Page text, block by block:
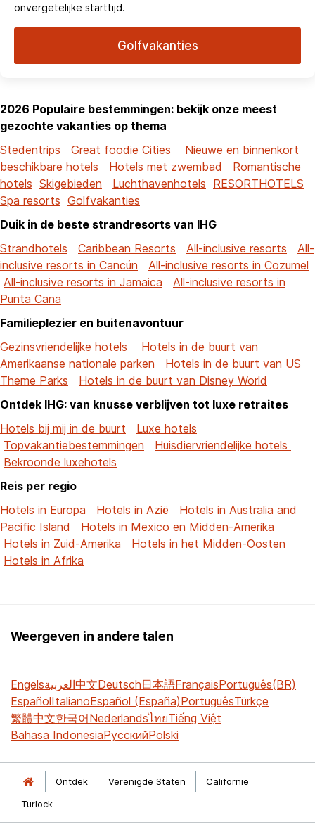
onvergetelijke starttijd.
Golfvakanties
2026 Populaire bestemmingen: bekijk onze meest
gezochte vakanties op thema
Stedentrips
Great foodie Cities
Nieuwe en binnenkort
beschikbare hotels
Hotels met zwembad
Romantische
hotels Skigebieden Luchthavenhotels RESORTHOTELS
Spa resorts Golfvakanties
Duik in de beste strandresorts van IHG
Strandhotels
Caribbean Resorts All-inclusive resorts
All-
inclusive resorts in Cancún
All-inclusive resorts in Cozumel
All-inclusive resorts in Jamaica
All-inclusive resorts in
Punta Cana
Familieplezier en buitenavontuur
Gezinsvriendelijke hotels
Hotels in de buurt van
Amerikaanse nationale parken
Hotels in de buurt van US
Theme Parks
Hotels in de buurt van Disney World
Ontdek IHG: van knusse verblijven tot luxe retraites
Hotels bij mij in de buurt
Luxe hotels
Topvakantiebestemmingen
Huisdiervriendelijke hotels
Bekroonde luxehotels
Reis per regio
Hotels in Europa
Hotels in Azië
Hotels in Australia and
Pacific Island
Hotels in Mexico en Midden-Amerika
Hotels in Zuid-Amerika
Hotels in het Midden-Oosten
Hotels in Afrika
Weergeven in andere talen
Engelsالعربية中文Deutsch日本語FrançaisPortuguês(BR)
EspañolItalianoEspañol (España)PortuguêsTürkçe
繁體中文한국어NederlandsไทยTiếng Việt
Bahasa IndonesiaРусскийPolski
Ontdek Verenigde Staten
Californië
Turlock